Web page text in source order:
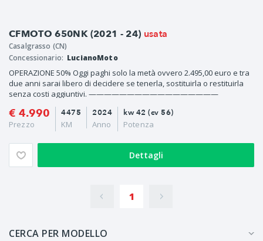
CFMOTO 650NK (2021 - 24) usata
Casalgrasso (CN)
Concessionario: LucianoMoto
OPERAZIONE 50% Oggi paghi solo la metà ovvero 2.495,00 euro e tra
due anni sarai libero di decidere se tenerla, sostituirla o restituirla
senza costi aggiuntivi. —————————————————
€ 4.990
Prezzo
2024
Anno
4475
KM
kw 42 (cv 56)
Potenza
Dettagli
1
CERCA PER MODELLO